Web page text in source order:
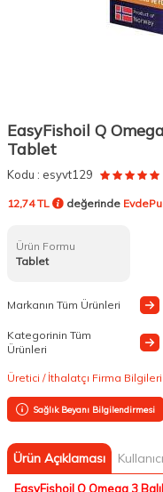
EasyFishoil Q
Tablet
Kodu : esyvt129
12,74 TL değerinde
Ürün Formu
Tablet
Markanın Tüm Ürünleri
Kategorinin Tüm
Ürünleri
Üretici / İthalatçı Firma
Sağlık Beyanı Bilgilendirmesi
Ürün Açıklaması
EasyFishoil Q Omega 3